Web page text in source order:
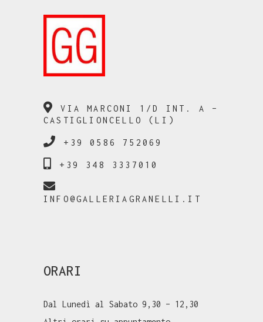
VIA MARCONI 1/D INT. A –
CASTIGLIONCELLO (LI)
+39 0586 752069
+39 348 3337010
INFO@GALLERIAGRANELLI.IT
ORARI
Dal Lunedì al Sabato 9,30 – 12,30